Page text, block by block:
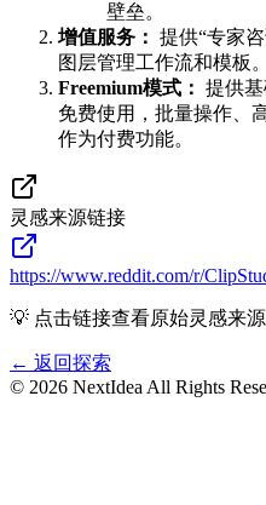
壁垒。
增值服务： 提供“专家
图层管理工作流和模板。
Freemium模式： 提供
免费使用，批量操作、
作为付费功能。
灵感来源链接
https://www.reddit.com/r/
💡 点击链接查看原始灵感来源
← 返回探索
© 2026 NextIdea All Rights